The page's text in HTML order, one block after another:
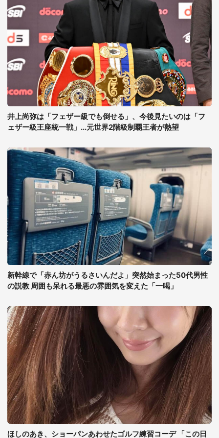
井上尚弥は「フェザー級でも倒せる」、今後見たいのは「フ
ェザー級王座統一戦」...元世界2階級制覇王者が熱望
新幹線で「赤ん坊がうるさいんだよ」突然始まった50代男性
の説教 周囲も呆れる最悪の雰囲気を変えた「一喝」
ほしのあき、ショーパンあわせたゴルフ練習コーデ 「この日